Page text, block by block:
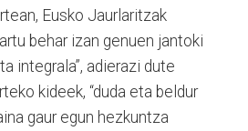
Eusko Jaurlaritzak
behar izan genuen jantoki
integrala”, adierazi dute
kideek, “duda eta beldur
gaur egun hezkuntza